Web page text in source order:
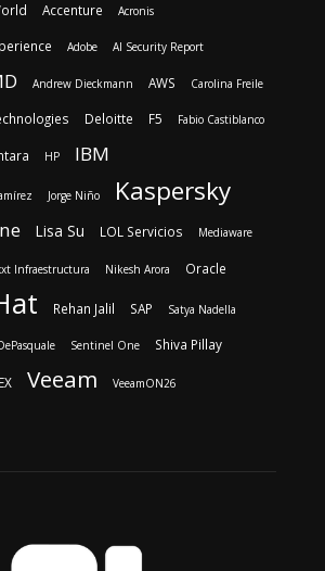
Accenture Acronis
Adobe AI Security Report
Andrew Dieckmann AWS Carolina Freile
Deloitte F5 Fabio Castiblanco
HP IBM
Jorge Niño Kaspersky
Lisa Su LOL Servicios Mediaware
Infraestructura Nikesh Arora Oracle
Rehan Jalil SAP Satya Nadella
Sentinel One Shiva Pillay
Veeam VeeamON26